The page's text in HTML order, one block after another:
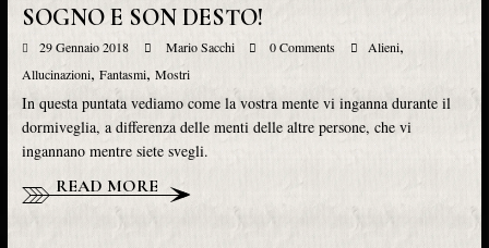
SOGNO E SON DESTO!
29 Gennaio 2018 Mario Sacchi 0 Comments Alieni,
Allucinazioni, Fantasmi, Mostri
In questa puntata vediamo come la vostra mente vi inganna durante il
dormiveglia, a differenza delle menti delle altre persone, che vi
ingannano mentre siete svegli.
READ MORE